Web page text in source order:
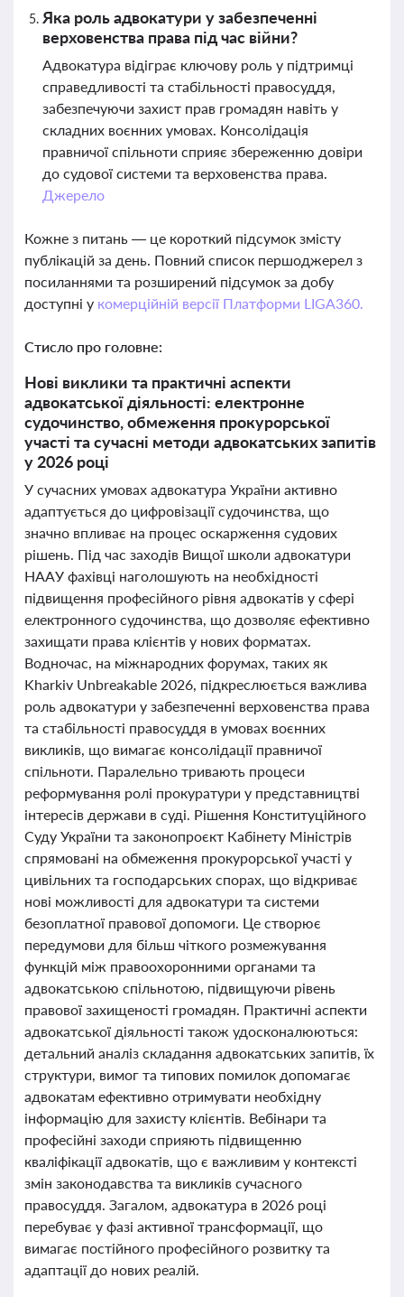
Яка роль адвокатури у забезпеченні
верховенства права під час війни?
Адвокатура відіграє ключову роль у підтримці
справедливості та стабільності правосуддя,
забезпечуючи захист прав громадян навіть у
складних воєнних умовах. Консолідація
правничої спільноти сприяє збереженню довіри
до судової системи та верховенства права.
Джерело
Кожне з питань — це короткий підсумок змісту
публікацій за день. Повний список першоджерел з
посиланнями та розширений підсумок за добу
доступні у комерційній версії Платформи LIGA360.
Стисло про головне:
Нові виклики та практичні аспекти
адвокатської діяльності: електронне
судочинство, обмеження прокурорської
участі та сучасні методи адвокатських запитів
у 2026 році
У сучасних умовах адвокатура України активно
адаптується до цифровізації судочинства, що
значно впливає на процес оскарження судових
рішень. Під час заходів Вищої школи адвокатури
НААУ фахівці наголошують на необхідності
підвищення професійного рівня адвокатів у сфері
електронного судочинства, що дозволяє ефективно
захищати права клієнтів у нових форматах.
Водночас, на міжнародних форумах, таких як
Kharkiv Unbreakable 2026, підкреслюється важлива
роль адвокатури у забезпеченні верховенства права
та стабільності правосуддя в умовах воєнних
викликів, що вимагає консолідації правничої
спільноти. Паралельно тривають процеси
реформування ролі прокуратури у представництві
інтересів держави в суді. Рішення Конституційного
Суду України та законопроєкт Кабінету Міністрів
спрямовані на обмеження прокурорської участі у
цивільних та господарських спорах, що відкриває
нові можливості для адвокатури та системи
безоплатної правової допомоги. Це створює
передумови для більш чіткого розмежування
функцій між правоохоронними органами та
адвокатською спільнотою, підвищуючи рівень
правової захищеності громадян. Практичні аспекти
адвокатської діяльності також удосконалюються:
детальний аналіз складання адвокатських запитів, їх
структури, вимог та типових помилок допомагає
адвокатам ефективно отримувати необхідну
інформацію для захисту клієнтів. Вебінари та
професійні заходи сприяють підвищенню
кваліфікації адвокатів, що є важливим у контексті
змін законодавства та викликів сучасного
правосуддя. Загалом, адвокатура в 2026 році
перебуває у фазі активної трансформації, що
вимагає постійного професійного розвитку та
адаптації до нових реалій.